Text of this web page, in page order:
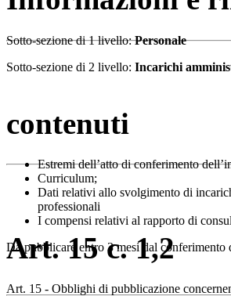
Sotto-sezione di 1 livello:Personale
Sotto-sezione di 2 livello: Incarichi
contenuti
Estremi dell’atto di conferimento
Curriculum;
Dati relativi allo svolgimento di
professionali
I compensi relativi al rapporto di
Da pubblicare entro 3 mesi dal conferimento
Art. 15 c. 1,2
Art. 15 - Obblighi di pubblicazione